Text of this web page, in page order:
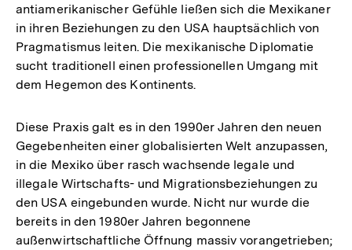
antiamerikanischer Gefühle ließen sich die Mexikaner
in ihren Beziehungen zu den USA hauptsächlich von
Pragmatismus leiten. Die mexikanische Diplomatie
sucht traditionell einen professionellen Umgang mit
dem Hegemon des Kontinents.
Diese Praxis galt es in den 1990er Jahren den neuen
Gegebenheiten einer globalisierten Welt anzupassen,
in die Mexiko über rasch wachsende legale und
illegale Wirtschafts- und Migrationsbeziehungen zu
den USA eingebunden wurde. Nicht nur wurde die
bereits in den 1980er Jahren begonnene
außenwirtschaftliche Öffnung massiv vorangetrieben;